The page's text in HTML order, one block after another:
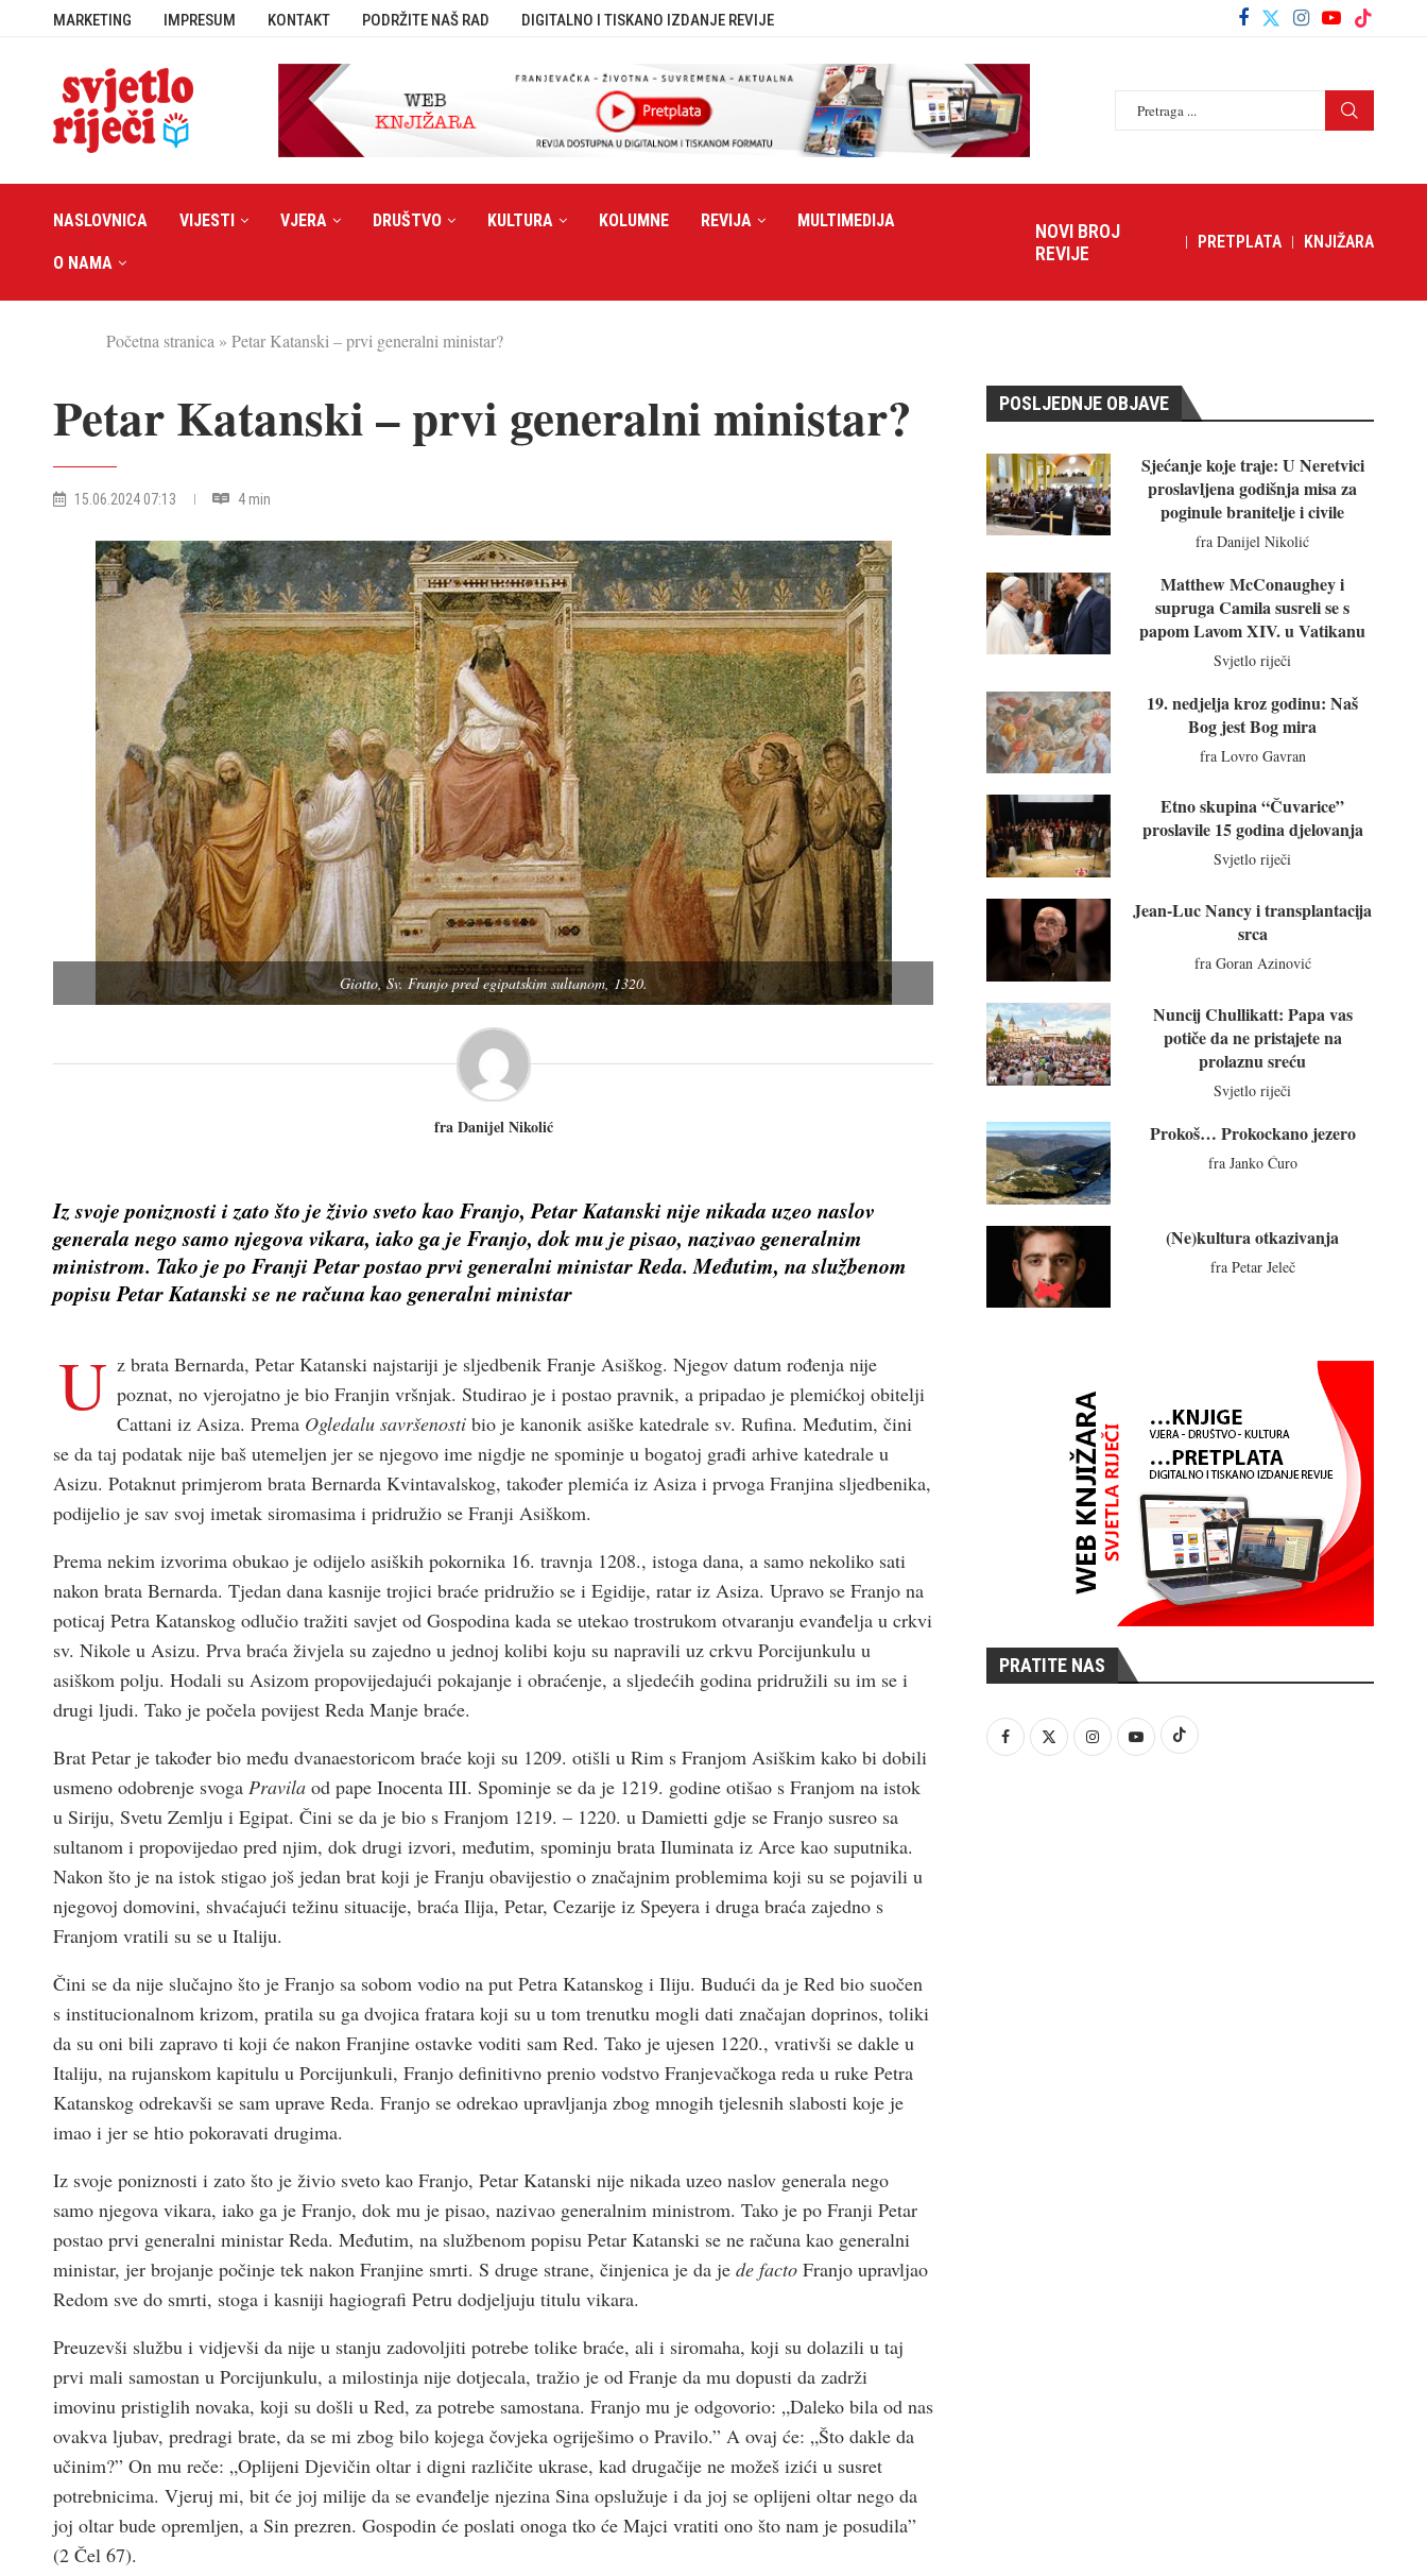
MARKETING IMPRESUM KONTAKT PODRŽITE NAŠ RAD DIGITALNO I TISKANO IZDANJE REVIJE
NASLOVNICA VIJESTI VJERA DRUŠTVO KULTURA KOLUMNE REVIJA MULTIMEDIJA
O NAMA
NOVI BROJ
REVIJE
PRETPLATA KNJIŽARA
Početna stranica » Petar Katanski – prvi generalni ministar?
Petar Katanski – prvi generalni ministar?
15.06.2024 07:13 4 min
Giotto, Sv. Franjo pred egipatskim sultanom, 1320.
fra Danijel Nikolić
Iz svoje poniznosti i zato što je živio sveto kao Franjo, Petar Katanski nije nikada uzeo naslov
generala nego samo njegova vikara, iako ga je Franjo, dok mu je pisao, nazivao generalnim
ministrom. Tako je po Franji Petar postao prvi generalni ministar Reda. Međutim, na službenom
popisu Petar Katanski se ne računa kao generalni ministar
U z brata Bernarda, Petar Katanski najstariji je sljedbenik Franje Asiškog. Njegov datum rođenja nije
poznat, no vjerojatno je bio Franjin vršnjak. Studirao je i postao pravnik, a pripadao je plemićkoj obitelji
Cattani iz Asiza. Prema Ogledalu savršenosti bio je kanonik asiške katedrale sv. Rufina. Međutim, čini
se da taj podatak nije baš utemeljen jer se njegovo ime nigdje ne spominje u bogatoj građi arhive katedrale u
Asizu. Potaknut primjerom brata Bernarda Kvintavalskog, također plemića iz Asiza i prvoga Franjina sljedbenika,
podijelio je sav svoj imetak siromasima i pridružio se Franji Asiškom.
Prema nekim izvorima obukao je odijelo asiških pokornika 16. travnja 1208., istoga dana, a samo nekoliko sati
nakon brata Bernarda. Tjedan dana kasnije trojici braće pridružio se i Egidije, ratar iz Asiza. Upravo se Franjo na
poticaj Petra Katanskog odlučio tražiti savjet od Gospodina kada se utekao trostrukom otvaranju evanđelja u crkvi
sv. Nikole u Asizu. Prva braća živjela su zajedno u jednoj kolibi koju su napravili uz crkvu Porcijunkulu u
asiškom polju. Hodali su Asizom propovijedajući pokajanje i obraćenje, a sljedećih godina pridružili su im se i
drugi ljudi. Tako je počela povijest Reda Manje braće.
Brat Petar je također bio među dvanaestoricom braće koji su 1209. otišli u Rim s Franjom Asiškim kako bi dobili
usmeno odobrenje svoga Pravila od pape Inocenta III. Spominje se da je 1219. godine otišao s Franjom na istok
u Siriju, Svetu Zemlju i Egipat. Čini se da je bio s Franjom 1219. – 1220. u Damietti gdje se Franjo susreo sa
sultanom i propovijedao pred njim, dok drugi izvori, međutim, spominju brata Iluminata iz Arce kao suputnika.
Nakon što je na istok stigao još jedan brat koji je Franju obavijestio o značajnim problemima koji su se pojavili u
njegovoj domovini, shvaćajući težinu situacije, braća Ilija, Petar, Cezarije iz Speyera i druga braća zajedno s
Franjom vratili su se u Italiju.
Čini se da nije slučajno što je Franjo sa sobom vodio na put Petra Katanskog i Iliju. Budući da je Red bio suočen
s institucionalnom krizom, pratila su ga dvojica fratara koji su u tom trenutku mogli dati značajan doprinos, toliki
da su oni bili zapravo ti koji će nakon Franjine ostavke voditi sam Red. Tako je ujesen 1220., vrativši se dakle u
Italiju, na rujanskom kapitulu u Porcijunkuli, Franjo definitivno prenio vodstvo Franjevačkoga reda u ruke Petra
Katanskog odrekavši se sam uprave Reda. Franjo se odrekao upravljanja zbog mnogih tjelesnih slabosti koje je
imao i jer se htio pokoravati drugima.
Iz svoje poniznosti i zato što je živio sveto kao Franjo, Petar Katanski nije nikada uzeo naslov generala nego
samo njegova vikara, iako ga je Franjo, dok mu je pisao, nazivao generalnim ministrom. Tako je po Franji Petar
postao prvi generalni ministar Reda. Međutim, na službenom popisu Petar Katanski se ne računa kao generalni
ministar, jer brojanje počinje tek nakon Franjine smrti. S druge strane, činjenica je da je de facto Franjo upravljao
Redom sve do smrti, stoga i kasniji hagiografi Petru dodjeljuju titulu vikara.
Preuzevši službu i vidjevši da nije u stanju zadovoljiti potrebe tolike braće, ali i siromaha, koji su dolazili u taj
prvi mali samostan u Porcijunkulu, a milostinja nije dotjecala, tražio je od Franje da mu dopusti da zadrži
imovinu pristiglih novaka, koji su došli u Red, za potrebe samostana. Franjo mu je odgovorio: „Daleko bila od nas
ovakva ljubav, predragi brate, da se mi zbog bilo kojega čovjeka ogriješimo o Pravilo.” A ovaj će: „Što dakle da
učinim?” On mu reče: „Oplijeni Djevičin oltar i digni različite ukrase, kad drugačije ne možeš izići u susret
potrebnicima. Vjeruj mi, bit će joj milije da se evanđelje njezina Sina opslužuje i da joj se oplijeni oltar nego da
joj oltar bude opremljen, a Sin prezren. Gospodin će poslati onoga tko će Majci vratiti ono što nam je posudila”
(2 Čel 67).
POSLJEDNJE OBJAVE
Sjećanje koje traje: U Neretvici
proslavljena godišnja misa za
poginule branitelje i civile
fra Danijel Nikolić
Matthew McConaughey i
supruga Camila susreli se s
papom Lavom XIV. u Vatikanu
Svjetlo riječi
19. nedjelja kroz godinu: Naš
Bog jest Bog mira
fra Lovro Gavran
Etno skupina “Čuvarice”
proslavile 15 godina djelovanja
Svjetlo riječi
Jean-Luc Nancy i transplantacija
srca
fra Goran Azinović
Nuncij Chullikatt: Papa vas
potiče da ne pristajete na
prolaznu sreću
Svjetlo riječi
Prokoš… Prokockano jezero
fra Janko Ćuro
(Ne)kultura otkazivanja
fra Petar Jeleč
PRATITE NAS